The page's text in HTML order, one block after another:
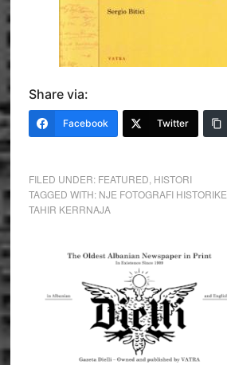
Share via:
Facebook Twitter
FILED UNDER: FEATURED HISTORI
TAGGED WITH: NJE FOTOGRAFI HISTORIKE
TAHIR KERRNAJA